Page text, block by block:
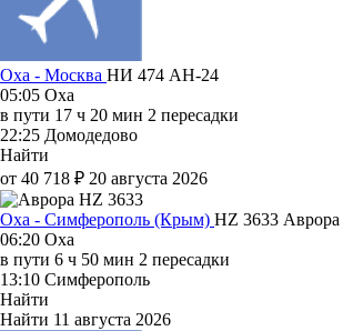
Оха - Москва НИ 474 АН-24
05:05 Оха
в пути 17 ч 20 мин 2 пересадки
22:25 Домодедово
Найти
от 40 718 ₽ 20 августа 2026
Оха - Симферополь (Крым) HZ 3633 Аврора
06:20 Оха
в пути 6 ч 50 мин 2 пересадки
13:10 Симферополь
Найти
Найти 11 августа 2026